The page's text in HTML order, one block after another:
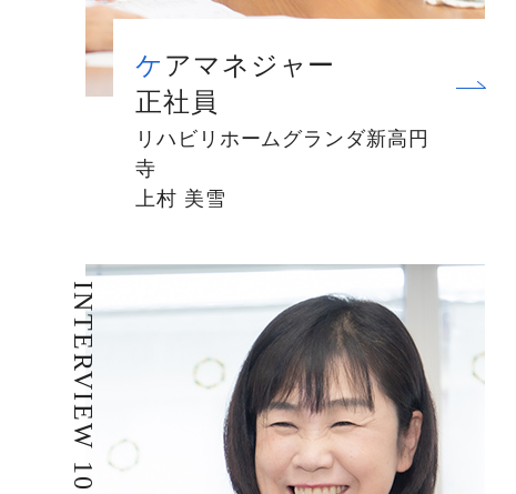
ケアマネジャー
正社員
リハビリホームグランダ新高円
寺
上村 美雪
INTERVIEW 10